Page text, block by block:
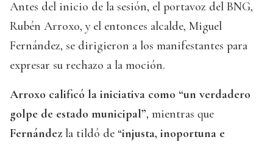
Antes del inicio de la sesión, el portavoz del BNG,
Rubén Arroxo, y el entonces alcalde, Miguel
Fernández, se dirigieron a los manifestantes para
expresar su rechazo a la moción.
Arroxo calificó la iniciativa como “un verdadero
golpe de estado municipal”, mientras que
Fernández la tildó de “injusta, inoportuna e